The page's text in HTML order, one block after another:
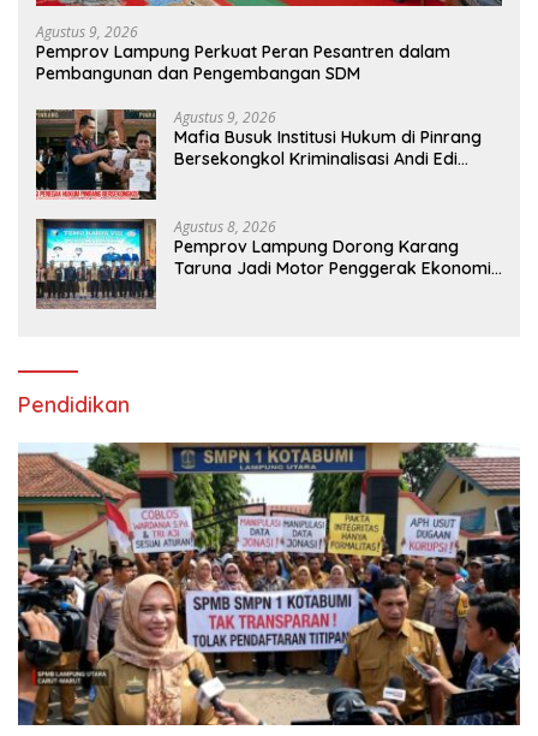
Agustus 9, 2026
Pemprov Lampung Perkuat Peran Pesantren dalam
Pembangunan dan Pengembangan SDM
Agustus 9, 2026
Mafia Busuk Institusi Hukum di Pinrang
Bersekongkol Kriminalisasi Andi Edi
Agustus 8, 2026
Pemprov Lampung Dorong Karang
Taruna Jadi Motor Penggerak Ekonomi
Pendidikan